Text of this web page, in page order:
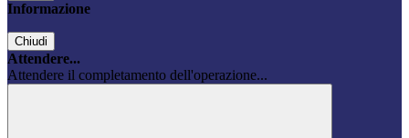
Informazione
Chiudi
Attendere...
Attendere il completamento dell'operazione...